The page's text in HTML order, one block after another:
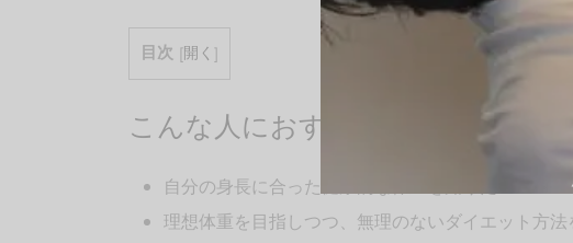
目次 [開く ]
こんな人におすすめの記事
自分の身長に合った健康的な体重を知りたい
理想体重を目指しつつ、無理のないダイエット方法